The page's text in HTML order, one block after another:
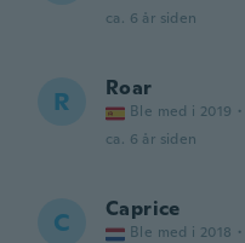
ca. 6 år siden
R Roar
Ble med i 2019 ·
ca. 6 år siden
C Caprice
Ble med i 2018 ·